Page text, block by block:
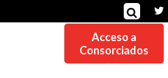
Acceso a
Consorciados